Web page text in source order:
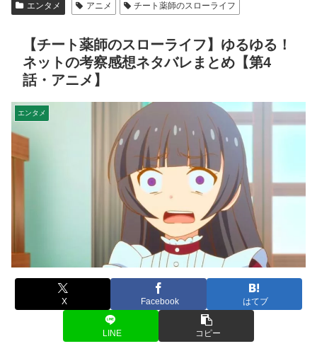
エンタメ アニメ チート薬師のスローライフ
【チート薬師のスローライフ】ゆるゆる！
ネットの考察感想ネタバレまとめ【第4
話・アニメ】
エンタメ
X Facebook はてブ
LINE コピー